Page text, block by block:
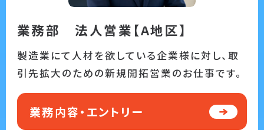
業務部 法人営業【A地区】
製造業にて人材を欲している企業様に対し、取
引先拡大のための新規開拓営業のお仕事です。
業務内容・エントリー